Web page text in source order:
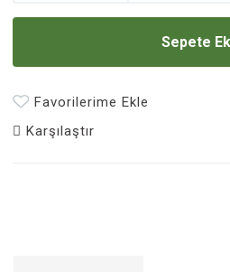
Sepete
Favorilerime Ekle
Karşılaştır